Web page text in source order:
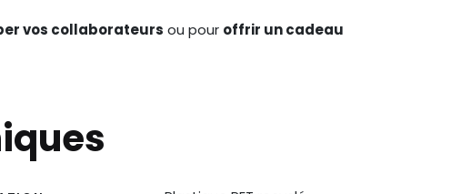
vos collaborateurs ou pour offrir un cadeau